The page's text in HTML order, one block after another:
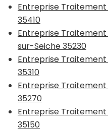
Entreprise Traitement
35410
Entreprise Traitement
sur-Seiche 35230
Entreprise Traitement
35310
Entreprise Traitement
35270
Entreprise Traitement
35150